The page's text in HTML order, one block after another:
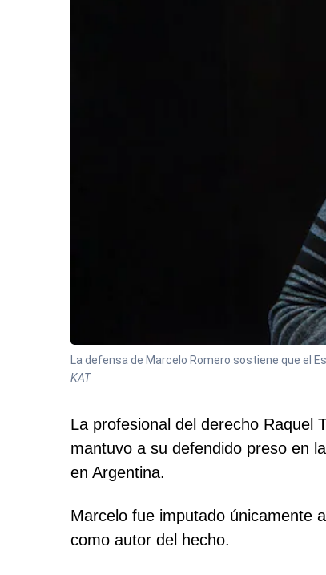
La defensa de Marcelo Romero sostiene que el
KAT
La profesional del derecho Raquel
mantuvo a su defendido preso en
en Argentina.
Marcelo fue imputado únicamente
como autor del hecho.